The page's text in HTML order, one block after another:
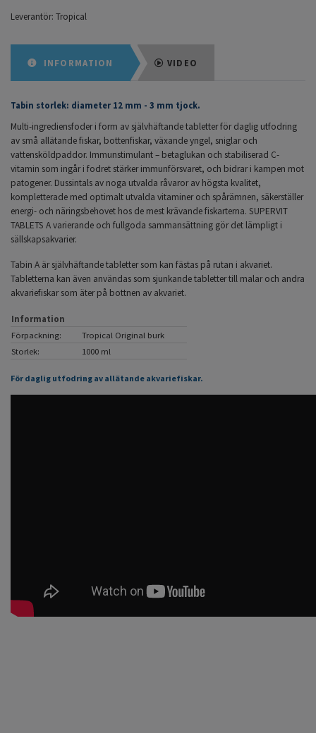
Leverantör: Tropical
INFORMATION VIDEO
Tabin storlek: diameter 12 mm - 3 mm tjock.
Multi-ingrediensfoder i form av självhäftande tabletter för daglig utfodring
av små allätande fiskar, bottenfiskar, växande yngel, sniglar och
vattensköldpaddor. Immunstimulant – betaglukan och stabiliserad C-
vitamin som ingår i fodret stärker immunförsvaret, och bidrar i kampen mot
patogener. Dussintals av noga utvalda råvaror av högsta kvalitet,
kompletterade med optimalt utvalda vitaminer och spårämnen, säkerställer
energi- och näringsbehovet hos de mest krävande fiskarterna. SUPERVIT
TABLETS A varierande och fullgoda sammansättning gör det lämpligt i
sällskapsakvarier.
Tabin A är självhäftande tabletter som kan fästas på rutan i akvariet.
Tabletterna kan även användas som sjunkande tabletter till malar och andra
akvariefiskar som äter på bottnen av akvariet.
Information
Förpackning:
Tropical Original burk
Storlek:
1000 ml
För daglig utfodring av allätande akvariefiskar.